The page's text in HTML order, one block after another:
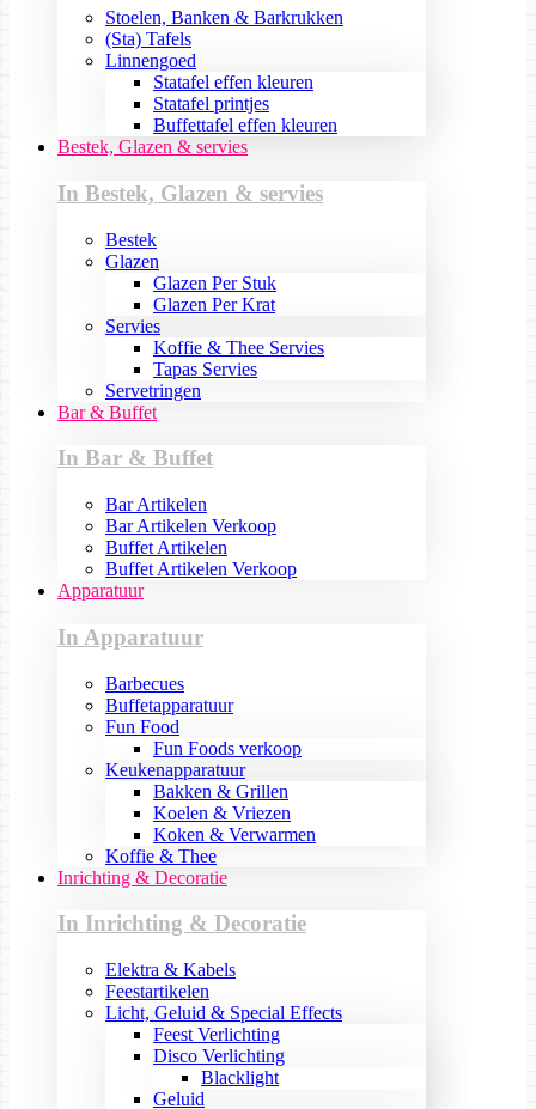
Stoelen, Banken & Barkrukken
(Sta) Tafels
Linnengoed
Statafel effen kleuren
Statafel printjes
Buffettafel effen kleuren
Bestek, Glazen & servies
In Bestek, Glazen & servies
Bestek
Glazen
Glazen Per Stuk
Glazen Per Krat
Servies
Koffie & Thee Servies
Tapas Servies
Servetringen
Bar & Buffet
In Bar & Buffet
Bar Artikelen
Bar Artikelen Verkoop
Buffet Artikelen
Buffet Artikelen Verkoop
Apparatuur
In Apparatuur
Barbecues
Buffetapparatuur
Fun Food
Fun Foods verkoop
Keukenapparatuur
Bakken & Grillen
Koelen & Vriezen
Koken & Verwarmen
Koffie & Thee
Inrichting & Decoratie
In Inrichting & Decoratie
Elektra & Kabels
Feestartikelen
Licht, Geluid & Special Effects
Feest Verlichting
Disco Verlichting
Blacklight
Geluid